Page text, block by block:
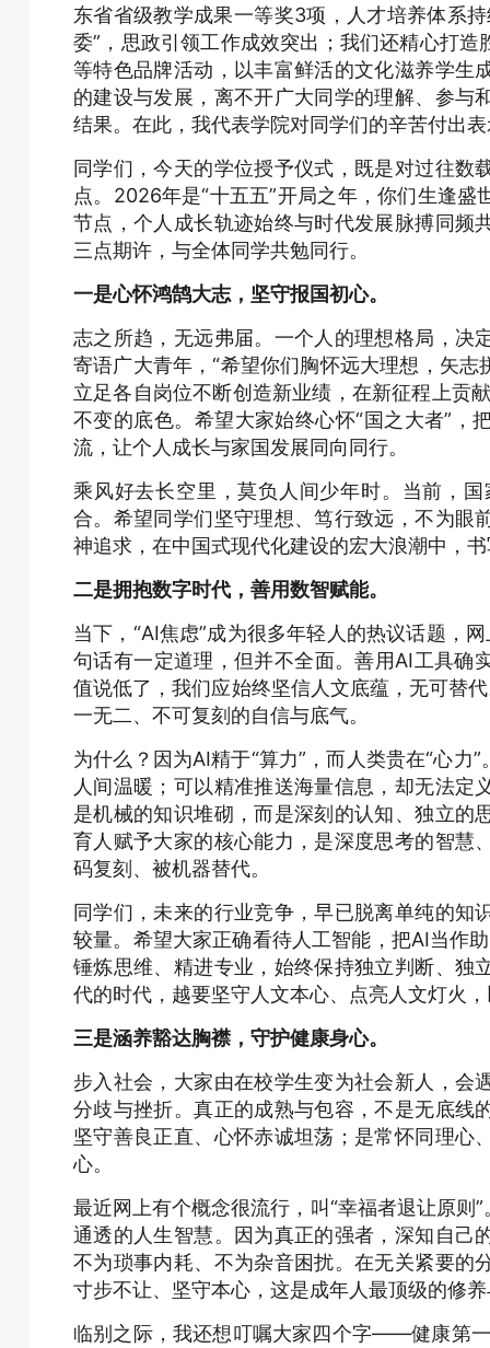
东省省级教学成果一等奖3项，人才培养体系
委”，思政引领工作成效突出；我们还精心打
等特色品牌活动，以丰富鲜活的文化滋养学生
的建设与发展，离不开广大同学的理解、参与
结果。在此，我代表学院对同学们的辛苦付出
同学们，今天的学位授予仪式，既是对过往
点。2026年是“十五五”开局之年，你们生逢
节点，个人成长轨迹始终与时代发展脉搏同频
三点期许，与全体同学共勉同行。
一是心怀鸿鹄大志，坚守报国初心。
志之所趋，无远弗届。一个人的理想格局，决
寄语广大青年，“希望你们胸怀远大理想，矢
立足各自岗位不断创造新业绩，在新征程上贡
不变的底色。希望大家始终心怀“国之大者”，
流，让个人成长与家国发展同向同行。
乘风好去长空里，莫负人间少年时。当前，
合。希望同学们坚守理想、笃行致远，不为眼
神追求，在中国式现代化建设的宏大浪潮中，
二是拥抱数字时代，善用数智赋能。
当下，“AI焦虑”成为很多年轻人的热议话题，
句话有一定道理，但并不全面。善用AI工具确
值说低了，我们应始终坚信人文底蕴，无可替
一无二、不可复刻的自信与底气。
为什么？因为AI精于“算力”，而人类贵在“心
人间温暖；可以精准推送海量信息，却无法
是机械的知识堆砌，而是深刻的认知、独立的
育人赋予大家的核心能力，是深度思考的智慧
码复刻、被机器替代。
同学们，未来的行业竞争，早已脱离单纯的
较量。希望大家正确看待人工智能，把AI当作
锤炼思维、精进专业，始终保持独立判断、独
代的时代，越要坚守人文本心、点亮人文灯火
三是涵养豁达胸襟，守护健康身心。
步入社会，大家由在校学生变为社会新人，会
分歧与挫折。真正的成熟与包容，不是无底线
坚守善良正直、心怀赤诚坦荡；是常怀同理心
心。
最近网上有个概念很流行，叫“幸福者退让原则
通透的人生智慧。因为真正的强者，深知自己
不为琐事内耗、不为杂音困扰。在无关紧要的
寸步不让、坚守本心，这是成年人最顶级的修
临别之际，我还想叮嘱大家四个字——健康第